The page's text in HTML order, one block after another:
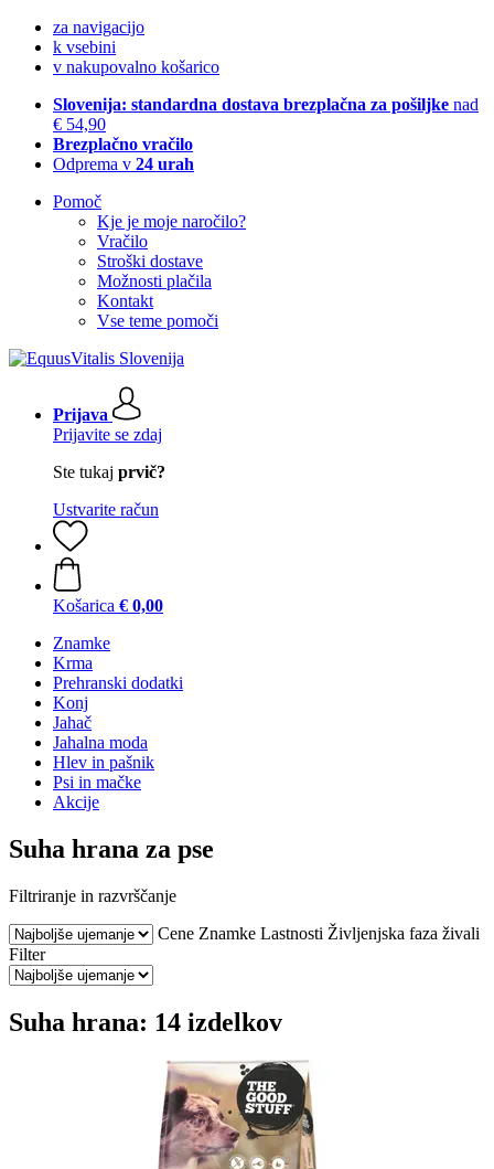
za navigacijo
k vsebini
v nakupovalno košarico
Slovenija: standardna dostava brezplačna za pošiljke nad
€ 54,90
Brezplačno vračilo
Odprema v 24 urah
Pomoč
Kje je moje naročilo?
Vračilo
Stroški dostave
Možnosti plačila
Kontakt
Vse teme pomoči
Prijava
Prijavite se zdaj
Ste tukaj prvič?
Ustvarite račun
Košarica € 0,00
Znamke
Krma
Prehranski dodatki
Konj
Jahač
Jahalna moda
Hlev in pašnik
Psi in mačke
Akcije
Suha hrana za pse
Filtriranje in razvrščanje
Cene Znamke Lastnosti Življenjska faza živali
Filter
Suha hrana: 14 izdelkov